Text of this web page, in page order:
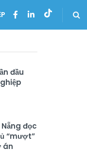
đầu
đọc
“mượt”
án